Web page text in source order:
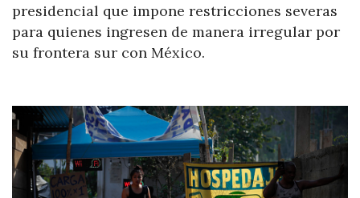
presidencial que impone restricciones severas
para quienes ingresen de manera irregular por
su frontera sur con México.